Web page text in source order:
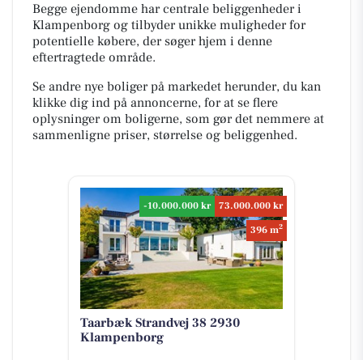
Begge ejendomme har centrale beliggenheder i
Klampenborg og tilbyder unikke muligheder for
potentielle købere, der søger hjem i denne
eftertragtede område.
Se andre nye boliger på markedet herunder, du kan
klikke dig ind på annoncerne, for at se flere
oplysninger om boligerne, som gør det nemmere at
sammenligne priser, størrelse og beliggenhed.
-10.000.000 kr
73.000.000 kr
396 m2
Taarbæk Strandvej 38 2930
Klampenborg